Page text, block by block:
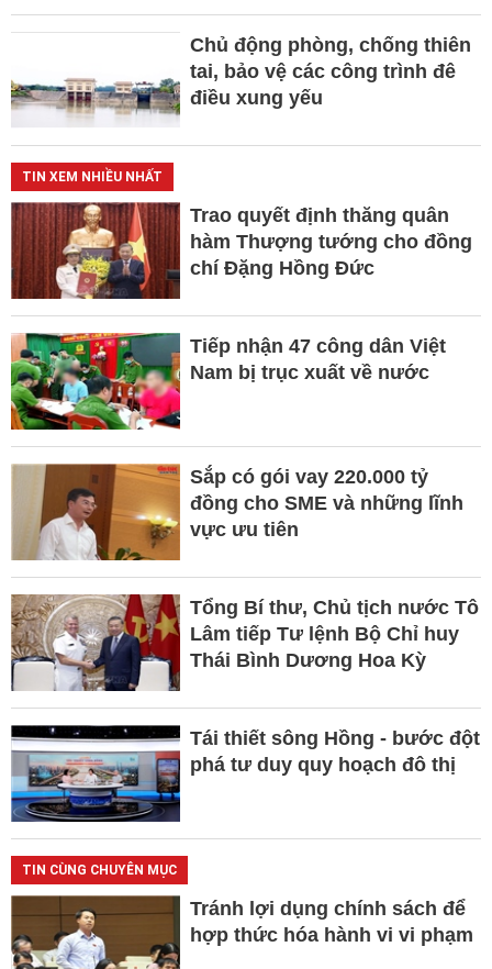
Chủ động phòng, chống thiên
tai, bảo vệ các công trình đê
điều xung yếu
TIN XEM NHIỀU NHẤT
Trao quyết định thăng quân
hàm Thượng tướng cho đồng
chí Đặng Hồng Đức
Tiếp nhận 47 công dân Việt
Nam bị trục xuất về nước
Sắp có gói vay 220.000 tỷ
đồng cho SME và những lĩnh
vực ưu tiên
Tổng Bí thư, Chủ tịch nước Tô
Lâm tiếp Tư lệnh Bộ Chỉ huy
Thái Bình Dương Hoa Kỳ
Tái thiết sông Hồng - bước đột
phá tư duy quy hoạch đô thị
TIN CÙNG CHUYÊN MỤC
Tránh lợi dụng chính sách để
hợp thức hóa hành vi vi phạm